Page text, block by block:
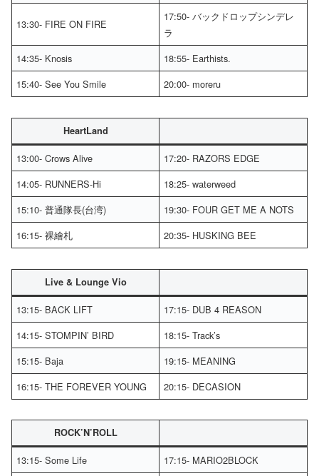
13:30- FIRE ON FIRE
17:50- バックドロップシンデレ
ラ
14:35- Knosis
18:55- Earthists.
15:40- See You Smile
20:00- moreru
HeartLand
13:00- Crows Alive
17:20- RAZORS EDGE
14:05- RUNNERS-Hi
18:25- waterweed
15:10- 普通隊長(台湾)
19:30- FOUR GET ME A NOTS
16:15- 裸繪札
20:35- HUSKING BEE
Live & Lounge Vio
13:15- BACK LIFT
17:15- DUB 4 REASON
14:15- STOMPIN’ BIRD
18:15- Track’s
15:15- Baja
19:15- MEANING
16:15- THE FOREVER YOUNG
20:15- DECASION
ROCK’N’ROLL
13:15- Some Life
17:15- MARIO2BLOCK